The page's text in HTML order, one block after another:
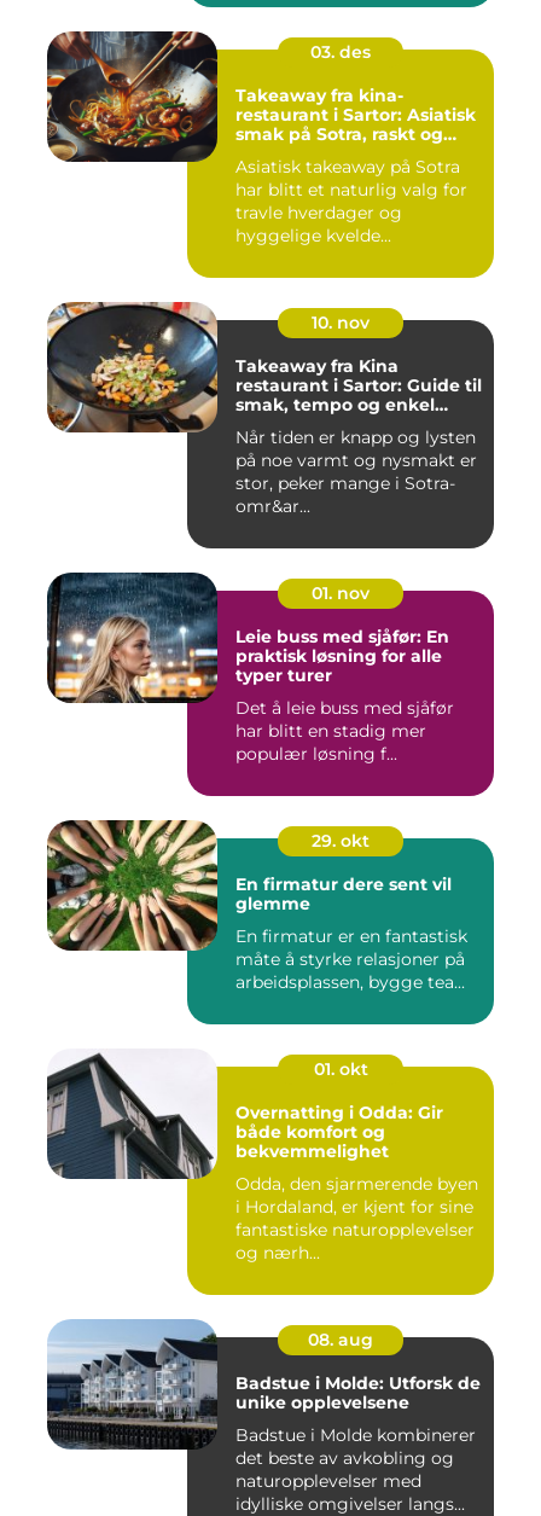
03. des
Takeaway fra kina-
restaurant i Sartor: Asiatisk
smak på Sotra, raskt og
Asiatisk takeaway på Sotra
har blitt et naturlig valg for
travle hverdager og
hyggelige kvelde...
10. nov
Takeaway fra Kina
restaurant i Sartor: Guide til
smak, tempo og enkel
Når tiden er knapp og lysten
på noe varmt og nysmakt er
stor, peker mange i Sotra-
omr&ar...
01. nov
Leie buss med sjåfør: En
praktisk løsning for alle
typer turer
Det å leie buss med sjåfør
har blitt en stadig mer
populær løsning f...
29. okt
En firmatur dere sent vil
glemme
En firmatur er en fantastisk
måte å styrke relasjoner på
arbeidsplassen, bygge tea...
01. okt
Overnatting i Odda: Gir
både komfort og
bekvemmelighet
Odda, den sjarmerende byen
i Hordaland, er kjent for sine
fantastiske naturopplevelser
og nærh...
08. aug
Badstue i Molde: Utforsk de
unike opplevelsene
Badstue i Molde kombinerer
det beste av avkobling og
naturopplevelser med
idylliske omgivelser langs...